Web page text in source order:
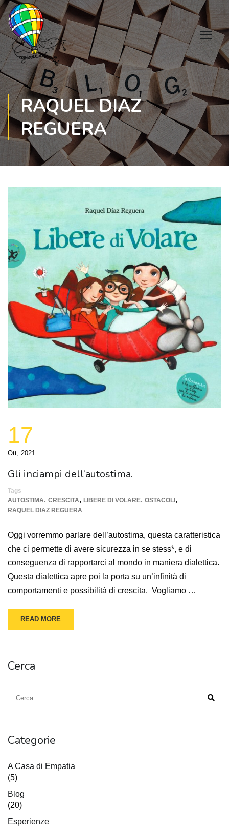
RAQUEL DIAZ
REGUERA
17
Ott, 2021
Gli inciampi dell’autostima.
Tags
AUTOSTIMA, CRESCITA, LIBERE DI VOLARE, OSTACOLI ,
RAQUEL DIAZ REGUERA
Oggi vorremmo parlare dell’autostima, questa caratteristica
che ci permette di avere sicurezza in se stess*, e di
conseguenza di rapportarci al mondo in maniera dialettica.
Questa dialettica apre poi la porta su un’infinità di
comportamenti e possibilità di crescita. Vogliamo …
READ MORE
Cerca
Categorie
A Casa di Empatia
(5)
Blog
(20)
Esperienze